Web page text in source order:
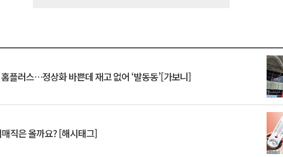
플러스…정상화 바쁜데 재고 없어 ‘발동동’[가보니]
직은 올까요? [해시태그]